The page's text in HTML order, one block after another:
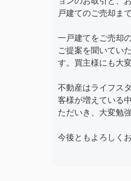
戸建てのご売却ま
一戸建てをご売却
ご提案を聞いてい
す。買主様にも大
不動産はライフス
客様が増えている
ただいき、大変勉
今後ともよろしく